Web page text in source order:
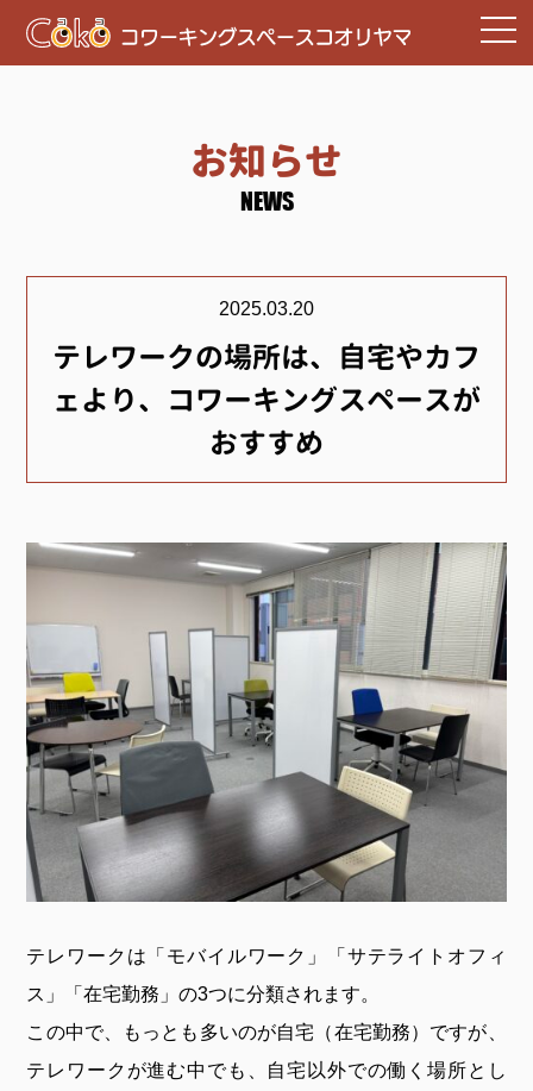
お知らせ
NEWS
2025.03.20
テレワークの場所は、自宅やカフ
ェより、コワーキングスペースが
おすすめ
テレワークは「モバイルワーク」「サテライトオフィ
ス」「在宅勤務」の3つに分類されます。
この中で、もっとも多いのが自宅（在宅勤務）ですが、
テレワークが進む中でも、自宅以外での働く場所とし